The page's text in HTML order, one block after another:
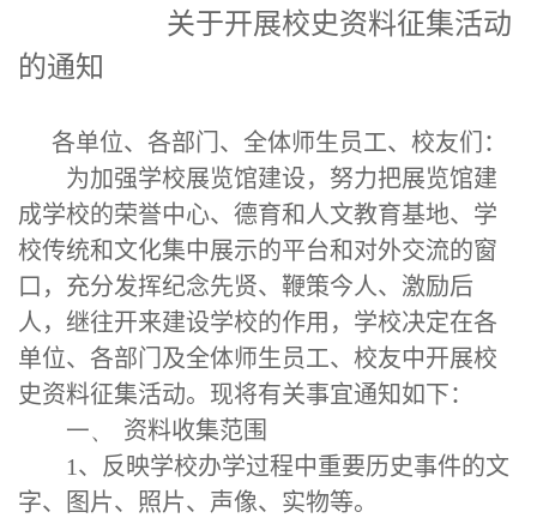
关于开展校史资料征集活动
的通知
各单位、各部门、全体师生员工、校友们：
为加强学校展览馆建设，努力把展览馆建
成学校的荣誉中心、德育和人文教育基地、学
校传统和文化集中展示的平台和对外交流的窗
口，充分发挥纪念先贤、鞭策今人、激励后
人，继往开来建设学校的作用，学校决定在各
单位、各部门及全体师生员工、校友中开展校
史资料征集活动。现将有关事宜通知如下：
一、
资料收集范围
1 、反映学校办学过程中重要历史事件的文
字、图片、照片、声像、实物等。